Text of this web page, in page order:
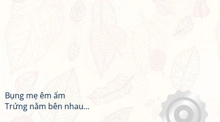
Bụng mẹ êm ấm
Trứng nằm bên nhau...